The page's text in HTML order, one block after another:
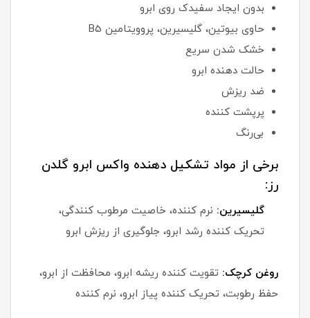
بدون ایجاد سفیدک روی ابرو
حاوی بیوتین، گلیسیرین، پروویتامین B5
خشک شدن سریع
حالت دهنده ابرو
ضد ریزش
پرپشت کننده
بی‌رنگ
برخی از مواد تشکیل دهنده واکس ابرو گلدن
رز:
گلیسیرین: نرم کننده، خاصیت مرطوب کنندگی،
تحریک کننده رشد ابرو، جلوگیری از ریزش ابرو
روغن کرچک: تقویت کننده ریشه ابرو، محافظت از ابرو،
حفظ رطوبت، تحریک کننده پیاز ابرو، نرم کننده